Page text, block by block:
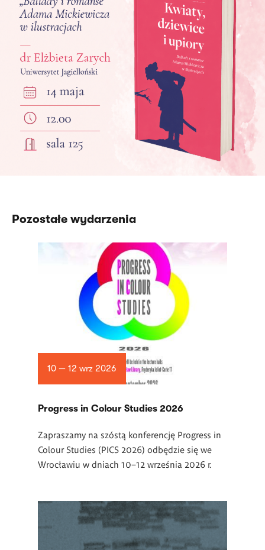
Pozostałe wydarzenia
10 — 12 wrz 2026
Progress in Colour Studies 2026
Zapraszamy na szóstą konferencję Progress in
Colour Studies (PICS 2026) odbędzie się we
Wrocławiu w dniach 10–12 września 2026 r.